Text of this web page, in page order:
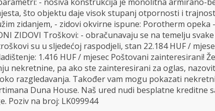
što objektu daje visok stupanj otpornosti i
zidanjem, - zidovi okvirne ispune: Porotherm opeka -
ZIDOVI Troškovi: - obračunavaju se na temelju svake
su u sljedećoj raspodjeli, stan 22.184 HUF /
1.416 HUF / mjesec Poštovani zainteresirani!
nekretnine, pa ako ste zainteresirani za oglas,
razgledavanja. Također vam mogu pokazati
Duna House. Naš ured nudi besplatne kreditne
Poziv na broj: LK099944